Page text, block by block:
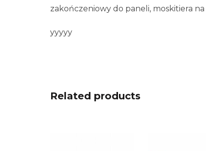
zakończeniowy do paneli, moskitiera
yyyyy
Related products